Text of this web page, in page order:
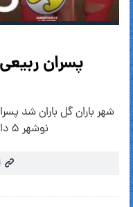
پسران
شهر باران گل باران شد
نوشهر ۵ داماش گیلان ۰ ...